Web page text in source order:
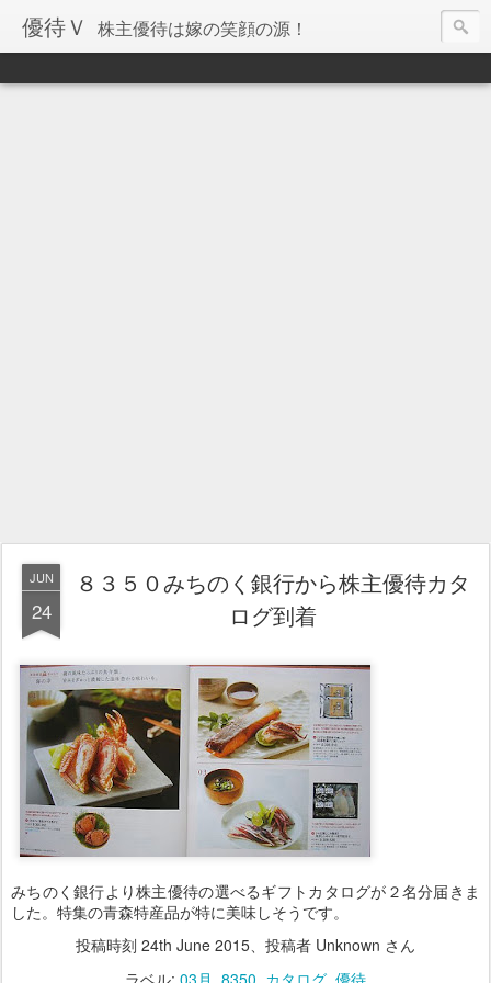
優待Ｖ 株主優待は嫁の笑顔の源！
JUN
24
８３５０みちのく銀行から株主優待カタ
ログ到着
みちのく銀行より株主優待の選べるギフトカタログが２名分届きま
した。特集の青森特産品が特に美味しそうです。
投稿時刻 24th June 2015、投稿者 Unknown さん
ラベル: 03月 8350 カタログ 優待